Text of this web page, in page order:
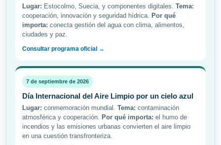
Lugar: Estocolmo, Suecia, y componentes digitales. Tema:
cooperación, innovación y seguridad hídrica. Por qué
importa: conecta gestión del agua con clima, alimentos,
ciudades y paz.
Consultar programa oficial →
7 de septiembre de 2026
Día Internacional del Aire Limpio por un cielo azul
Lugar: conmemoración mundial. Tema: contaminación
atmosférica y cooperación. Por qué importa: el humo de
incendios y las emisiones urbanas convierten el aire limpio
en una cuestión transfronteriza.